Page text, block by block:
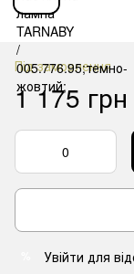
Під замовлення
1 175 грн
Увійти для